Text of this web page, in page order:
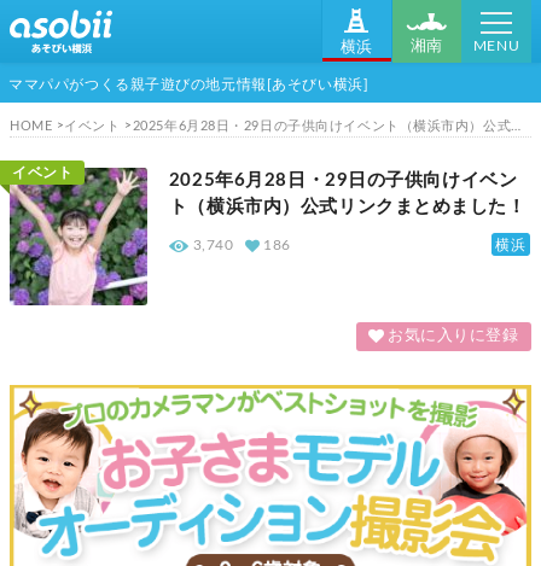
横浜 湘南 MENU
ママパパがつくる親子遊びの地元情報[あそびい横浜]
HOME イベント 2025年6月28日・29日の子供向けイベント（横浜市内）公式リンクまとめました！
イベント
2025年6月28日・29日の子供向けイベン
ト（横浜市内）公式リンクまとめました！
横浜
3,740 186
お気に入りに登録